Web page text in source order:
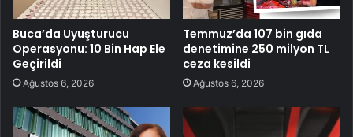
Buca’da Uyuşturucu
Operasyonu: 10 Bin Hap Ele
Geçirildi
Ağustos 6, 2026
Temmuz’da 107 bin gıda
denetimine 250 milyon TL
ceza kesildi
Ağustos 6, 2026